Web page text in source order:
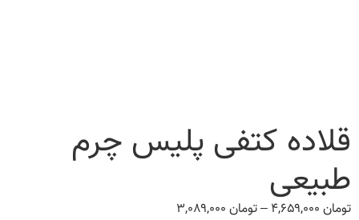
قلاده کتفی پلیس چرم
طبیعی
تومان –تومان